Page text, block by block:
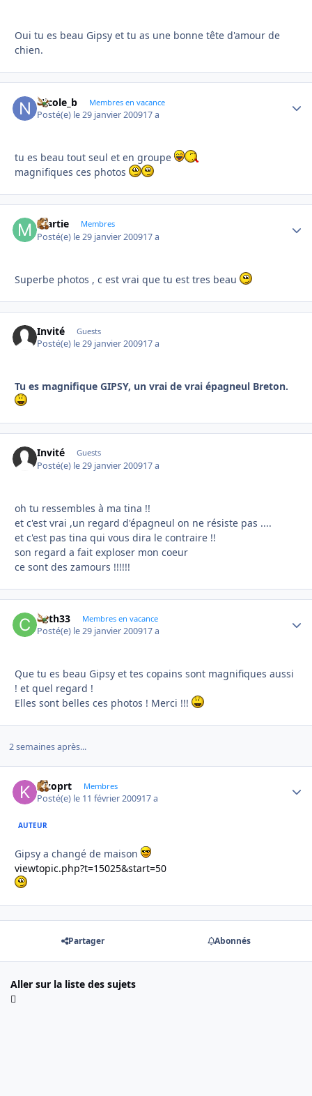
Oui tu es beau Gipsy et tu as une bonne tête d'amour de
chien.
Nicole_b Membres en vacance
Posté(e) le 29 janvier 200917 a
tu es beau tout seul et en groupe
magnifiques ces photos
martie Membres
Posté(e) le 29 janvier 200917 a
Superbe photos , c est vrai que tu est tres beau
Invité Guests
Posté(e) le 29 janvier 200917 a
Tu es magnifique GIPSY, un vrai de vrai épagneul Breton.
Invité Guests
Posté(e) le 29 janvier 200917 a
oh tu ressembles à ma tina !!
et c'est vrai ,un regard d'épagneul on ne résiste pas ....
et c'est pas tina qui vous dira le contraire !!
son regard a fait exploser mon coeur
ce sont des zamours !!!!!!
Cath33 Membres en vacance
Posté(e) le 29 janvier 200917 a
Que tu es beau Gipsy et tes copains sont magnifiques aussi
! et quel regard !
Elles sont belles ces photos ! Merci !!!
2 semaines après...
kizoprt Membres
Posté(e) le 11 février 200917 a
AUTEUR
Gipsy a changé de maison
viewtopic.php?t=15025&start=50
Partager Abonnés
Aller sur la liste des sujets